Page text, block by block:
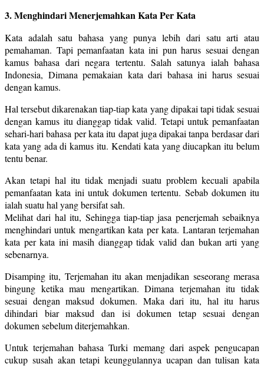
3. Menghindari Menerjemahkan Kata Per Kata
Kata adalah satu bahasa yang punya lebih dari satu arti atau
pemahaman. Tapi pemanfaatan kata ini pun harus sesuai dengan
kamus bahasa dari negara tertentu. Salah satunya ialah bahasa
Indonesia, Dimana pemakaian kata dari bahasa ini harus sesuai
dengan kamus.
Hal tersebut dikarenakan tiap-tiap kata yang dipakai tapi tidak sesuai
dengan kamus itu dianggap tidak valid. Tetapi untuk pemanfaatan
sehari-hari bahasa per kata itu dapat juga dipakai tanpa berdasar dari
kata yang ada di kamus itu. Kendati kata yang diucapkan itu belum
tentu benar.
Akan tetapi hal itu tidak menjadi suatu problem kecuali apabila
pemanfaatan kata ini untuk dokumen tertentu. Sebab dokumen itu
ialah suatu hal yang bersifat sah.
Melihat dari hal itu, Sehingga tiap-tiap jasa penerjemah sebaiknya
menghindari untuk mengartikan kata per kata. Lantaran terjemahan
kata per kata ini masih dianggap tidak valid dan bukan arti yang
sebenarnya.
Disamping itu, Terjemahan itu akan menjadikan seseorang merasa
bingung ketika mau mengartikan. Dimana terjemahan itu tidak
sesuai dengan maksud dokumen. Maka dari itu, hal itu harus
dihindari biar maksud dan isi dokumen tetap sesuai dengan
dokumen sebelum diterjemahkan.
Untuk terjemahan bahasa Turki memang dari aspek pengucapan
cukup susah akan tetapi keunggulannya ucapan dan tulisan kata